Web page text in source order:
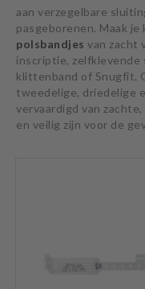
aan verzegelbare
pasgeborenen. Maak
polsbandjes van zacht
inscriptie,
klittenband of Snugfit.
tweedelige, driedelige
vervaardigd van
en veilig zijn voor de